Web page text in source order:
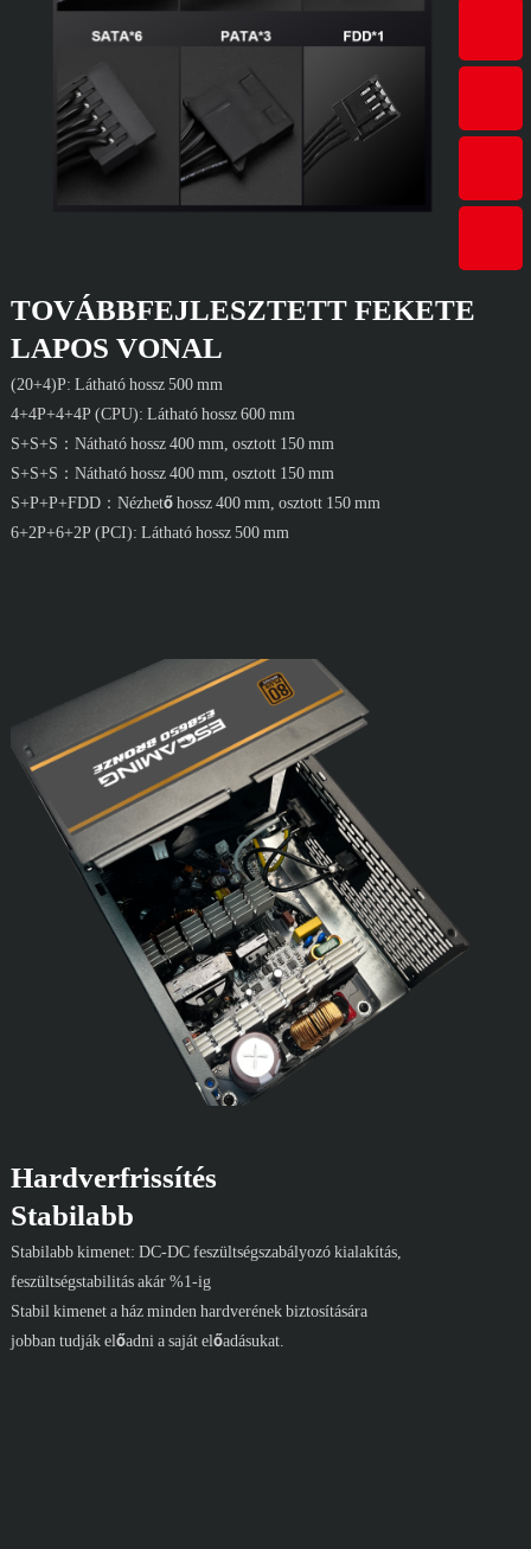
TOVÁBBFEJLESZTETT FEKETE
LAPOS VONAL
(20+4)P: Látható hossz 500 mm
4+4P+4+4P (CPU): Látható hossz 600 mm
S+S+S：Nátható hossz 400 mm, osztott 150 mm
S+S+S：Nátható hossz 400 mm, osztott 150 mm
S+P+P+FDD：Nézhető hossz 400 mm, osztott 150 mm
6+2P+6+2P (PCI): Látható hossz 500 mm
Hardverfrissítés
Stabilabb
Stabilabb kimenet: DC-DC feszültségszabályozó kialakítás,
feszültségstabilitás akár %1-ig
Stabil kimenet a ház minden hardverének biztosítására
jobban tudják előadni a saját előadásukat.